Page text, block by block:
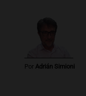
Por Adrián Simioni